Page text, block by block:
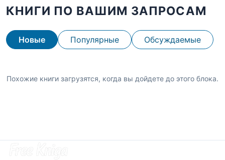
КНИГИ ПО ВАШИМ ЗАПРОСАМ
Новые Популярные Обсуждаемые
Похожие книги загрузятся, когда вы дойдете до этого блока.